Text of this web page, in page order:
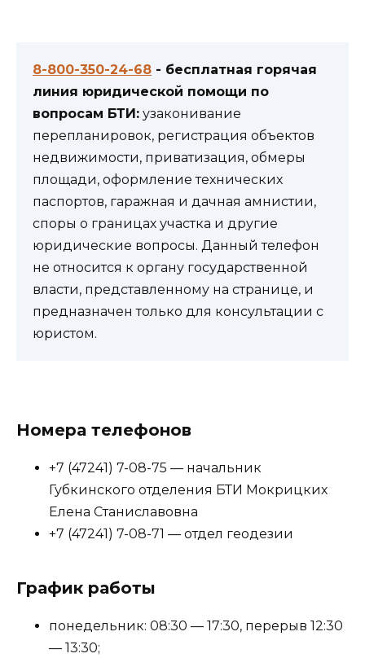
8-800-350-24-68 - бесплатная горячая
линия юридической помощи по
вопросам БТИ: узаконивание
перепланировок, регистрация объектов
недвижимости, приватизация, обмеры
площади, оформление технических
паспортов, гаражная и дачная амнистии,
споры о границах участка и другие
юридические вопросы. Данный телефон
не относится к органу государственной
власти, представленному на странице, и
предназначен только для консультации с
юристом.
Номера телефонов
+7 (47241) 7-08-75 — начальник
Губкинского отделения БТИ Мокрицких
Елена Станиславовна
+7 (47241) 7-08-71 — отдел геодезии
График работы
понедельник: 08:30 — 17:30, перерыв 12:30
— 13:30;